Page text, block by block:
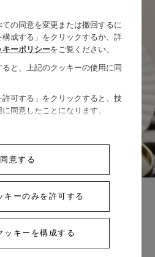
リートセッ
の同意を変更または撤回するに
成する」をクリックするか、詳
キーポリシーをご覧ください。
ると、上記のクッキーの使用に同
許可する」をクリックすると、技
同意したことになります。
同意する
キーのみを許可する
ッキーを構成する